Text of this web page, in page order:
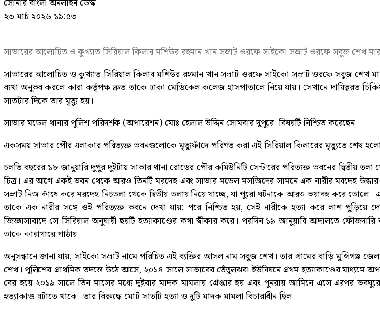
সোনার বাংলা অনলাইন ডেস্ক
২৩ মার্চ ২০২৬ ১৯:৫৩
সাভারের আলোচিত ও কুখ্যাত সিরিয়াল কিলার মশিউর রহমান খান সম্রাট ওরফে সাইকো সম্রাট ওরফে সবুজ শেখ
সাভারের আলোচিত ও কুখ্যাত সিরিয়াল কিলার মশিউর রহমান খান সম্রাট ওরফে সাইকো সম্রাট ওরফে সবুজ শেখ
ব্যথা অনুভব করলে কারা কর্তৃপক্ষ দ্রুত তাকে ঢাকা মেডিকেল কলেজ হাসপাতালে নিয়ে যায়। সেখানে দায়িত্বরত
সাতটার দিকে তার মৃত্যু হয়।
সাভার মডেল থানার পুলিশ পরিদর্শক (অপারেশন) মোঃ হেলাল উদ্দিন সোমবার দুপুরে বিষয়টি নিশ্চিত করেছেন।
একসময় সাভার পৌর এলাকার পরিত্যক্ত ভবনগুলোকে মৃত্যুফাঁদে পরিণত করা এই সিরিয়াল কিলারের মৃত্যুতে শেষ
চলতি বছরের ১৮ জানুয়ারি দুপুর দুইটায় সাভার থানা রোডের পৌর কমিউনিটি সেন্টারের পরিত্যক্ত ভবনের দ্বিতীয়
চিত্র। এর আগে একই ভবন থেকে আরও তিনটি মরদেহ এবং সাভার মডেল মসজিদের সামনে এক নারীর মরদেহ
সম্রাট নিজ কাঁধে করে মরদেহ নিচতলা থেকে দ্বিতীয় তলায় নিয়ে যাচ্ছে, যা পুরো ঘটনাকে আরও ভয়াবহ করে
তাকে এক নারীর সঙ্গে ওই পরিত্যক্ত ভবনে দেখা যায়; পরে নিশ্চিত হয়, সেই নারীকে হত্যা করে লাশ পুড়িয়ে
জিজ্ঞাসাবাদে সে সিরিয়াল অনুযায়ী ছয়টি হত্যাকাণ্ডের কথা স্বীকার করে। পরদিন ১৯ জানুয়ারি আদালতে
তাকে কারাগারে পাঠায়।
অনুসন্ধানে জানা যায়, সাইকো সম্রাট নামে পরিচিত এই ব্যক্তির আসল নাম সবুজ শেখ। তার গ্রামের বাড়ি মুন্সিগঞ্জ
শেখ। পুলিশের প্রাথমিক তদন্তে উঠে আসে, ২০১৪ সালে সাভারের তেঁতুলঝরা ইউনিয়নে প্রথম হত্যাকাণ্ডের মাধ্যমে
বের হয়ে ২০১৯ সালে তিন মাসের মধ্যে দুইবার মাদক মামলায় গ্রেপ্তার হয় এবং পুনরায় জামিনে এসে এরপর
হত্যাকাণ্ড ঘটাতে থাকে। তার বিরুদ্ধে মোট সাতটি হত্যা ও দুটি মাদক মামলা বিচারাধীন ছিল।